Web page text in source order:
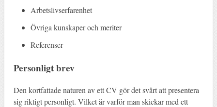
Arbetslivserfarenhet
Övriga kunskaper och meriter
Referenser
Personligt brev
Den kortfattade naturen av ett CV gör det svårt att presentera
sig riktigt personligt. Vilket är varför man skickar med ett